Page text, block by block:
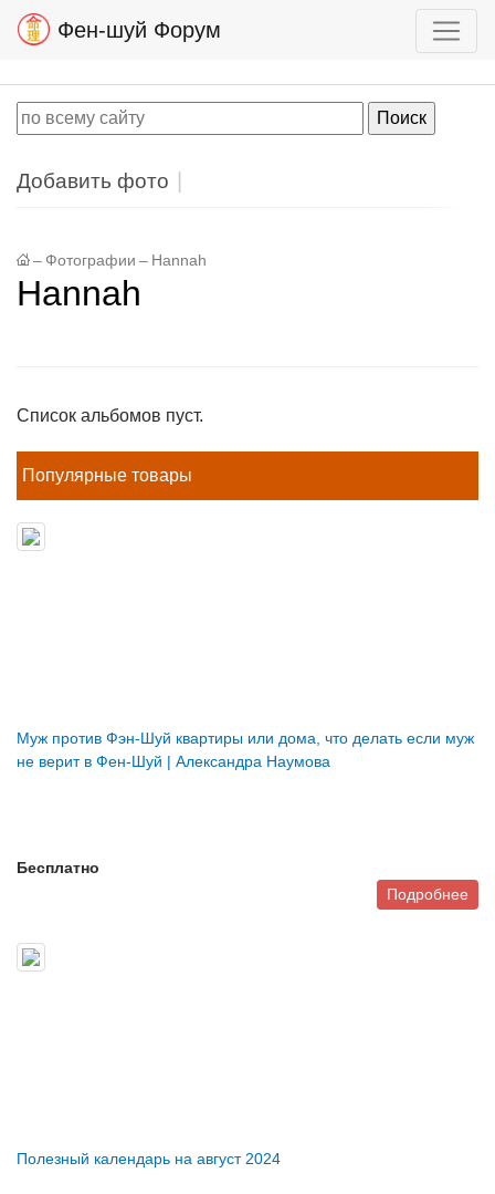
Фен-шуй Форум
Добавить фото
– Фотографии – Hannah
Hannah
Список альбомов пуст.
Популярные товары
Муж против Фэн-Шуй квартиры или дома, что делать если муж
не верит в Фен-Шуй | Александра Наумова
Бесплатно
Подробнее
Полезный календарь на август 2024